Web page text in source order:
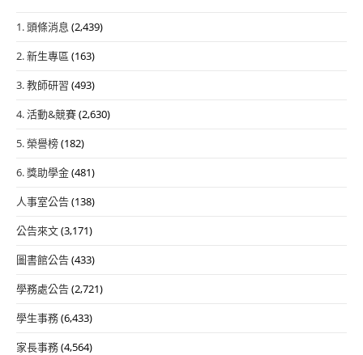
1. 頭條消息 (2,439)
2. 新生專區 (163)
3. 教師研習 (493)
4. 活動&競賽(2,630)
5. 榮譽榜(182)
6. 獎助學金(481)
人事室公告(138)
公告來文(3,171)
圖書館公告(433)
學務處公告(2,721)
學生事務(6,433)
家長事務(4,564)